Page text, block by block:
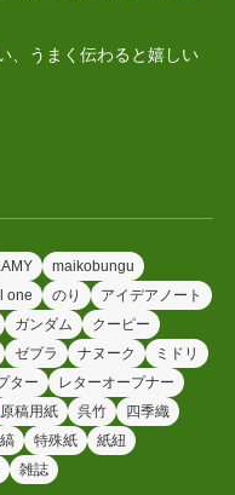
、うまく伝わると嬉しい
maikobungu
one のり
アイデアノート
ガンダム
クーピー
ゼブラ ナヌーク
ミドリ
ター
レターオープナー
原稿用紙 呉竹
四季織
特殊紙
紙紐
雑誌